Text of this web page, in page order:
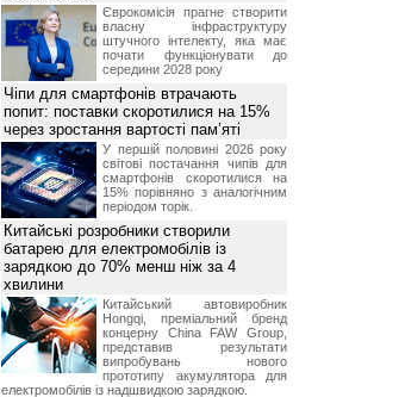
Єврокомісія прагне створити
власну інфраструктуру
штучного інтелекту, яка має
почати функціонувати до
середини 2028 року
Чіпи для смартфонів втрачають
попит: поставки скоротилися на 15%
через зростання вартості пам’яті
У першій половині 2026 року
світові постачання чипів для
смартфонів скоротилися на
15% порівняно з аналогічним
періодом торік.
Китайські розробники створили
батарею для електромобілів із
зарядкою до 70% менш ніж за 4
хвилини
Китайський автовиробник
Hongqi, преміальний бренд
концерну China FAW Group,
представив результати
випробувань нового
прототипу акумулятора для
електромобілів із надшвидкою зарядкою.